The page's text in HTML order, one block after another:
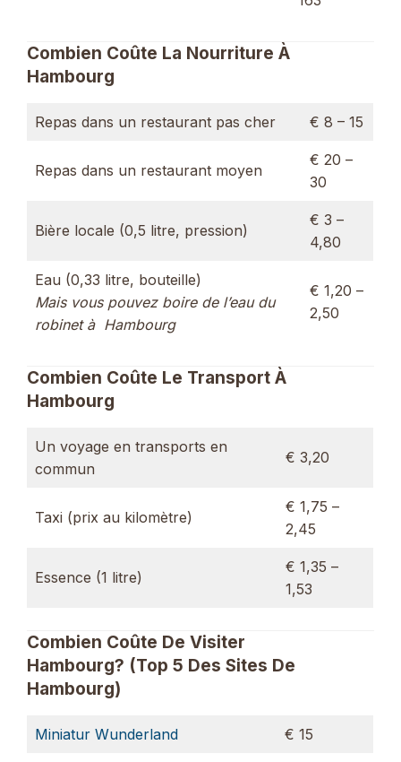
Combien Coûte La Nourriture À
Hambourg
Repas dans un restaurant pas cher € 8 – 15
Repas dans un restaurant moyen
€ 20 –
30
Bière locale (0,5 litre, pression)
€ 3 –
4,80
Eau (0,33 litre, bouteille)
Mais vous pouvez boire de l’eau du
robinet à Hambourg
€ 1,20 –
2,50
Combien Coûte Le Transport À
Hambourg
Un voyage en transports en
commun
€ 3,20
Taxi (prix au kilomètre)
€ 1,75 –
2,45
Essence (1 litre)
€ 1,35 –
1,53
Combien Coûte De Visiter
Hambourg? (Top 5 Des Sites De
Hambourg)
Miniatur Wunderland € 15